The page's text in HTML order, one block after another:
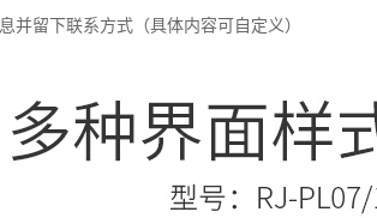
并留下联系方式（具体内容可自定义）